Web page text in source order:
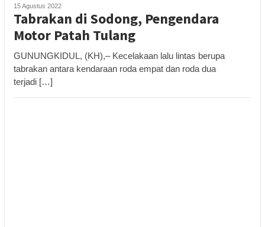
15 Agustus 2022
Tabrakan di Sodong, Pengendara
Motor Patah Tulang
GUNUNGKIDUL, (KH),– Kecelakaan lalu lintas berupa
tabrakan antara kendaraan roda empat dan roda dua
terjadi […]